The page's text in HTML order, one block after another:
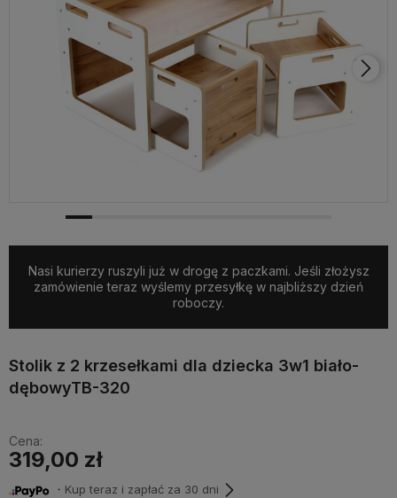
Nasi kurierzy ruszyli już w drogę z paczkami. Jeśli złożysz
zamówienie teraz wyślemy przesyłkę w najbliższy dzień
roboczy.
Stolik z 2 krzesełkami dla dziecka 3w1 biało-
dębowyTB-320
Cena:
319,00 zł
・Kup teraz i zapłać za 30 dni